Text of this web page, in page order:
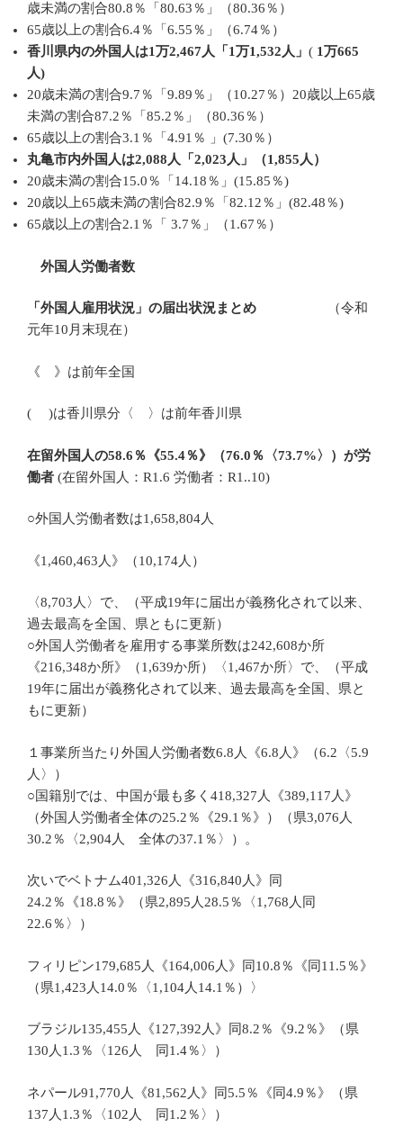
歳未満の割合80.8％「80.63％」（80.36％）
65歳以上の割合6.4％「6.55％」（6.74％）
香川県内の外国人は1万2,467人「1万1,532人」 ( 1万665
人)
20歳未満の割合9.7％「9.89％」（10.27％）20歳以上65歳
未満の割合87.2％「85.2％」（80.36％）
65歳以上の割合3.1％「4.91％ 」(7.30％）
丸亀市内外国人は2,088人「2,023人」（1,855人）
20歳未満の割合15.0％「14.18％」(15.85％)
20歳以上65歳未満の割合82.9％「82.12％」(82.48％)
65歳以上の割合2.1％「 3.7％」（1.67％）
外国人労働者数
「外国人雇用状況」の届出状況まとめ （令和
元年10月末現在）
《 》は前年全国
( )は香川県分〈 〉は前年香川県
在留外国人の58.6％《55.4％》（76.0％〈73.7%〉）が労
働者 (在留外国人：R1.6 労働者：R1..10)
○外国人労働者数は1,658,804人
《1,460,463人》（10,174人）
〈8,703人〉で、（平成19年に届出が義務化されて以来、
過去最高を全国、県ともに更新）
○外国人労働者を雇用する事業所数は242,608か所
《216,348か所》（1,639か所）〈1,467か所〉で、（平成
19年に届出が義務化されて以来、過去最高を全国、県と
もに更新）
１事業所当たり外国人労働者数6.8人《6.8人》（6.2〈5.9
人〉）
○国籍別では、中国が最も多く418,327人《389,117人》
（外国人労働者全体の25.2％《29.1％》）（県3,076人
30.2％〈2,904人 全体の37.1％〉）。
次いでベトナム401,326人《316,840人》同
24.2％《18.8％》（県2,895人28.5％〈1,768人同
22.6％〉）
フィリピン179,685人《164,006人》同10.8％《同11.5％》
（県1,423人14.0％〈1,104人14.1％）〉
ブラジル135,455人《127,392人》同8.2％《9.2％》（県
130人1.3％〈126人 同1.4％〉）
ネパール91,770人《81,562人》同5.5％《同4.9％》（県
137人1.3％〈102人 同1.2％〉）